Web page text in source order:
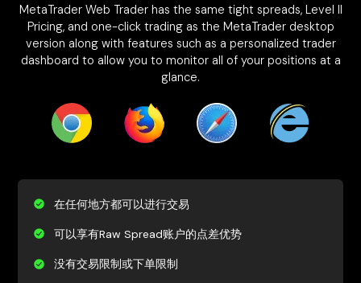
MetaTrader Web Trader has the same tight spreads, Level II
Pricing, and one-click trading as the MetaTrader desktop
version along with features such as a personalized trader
dashboard to allow you to monitor all of your positions at a
glance.
在任何地方都可以进行交易
可以享有Raw Spread账户的点差优势
没有交易限制或下单限制